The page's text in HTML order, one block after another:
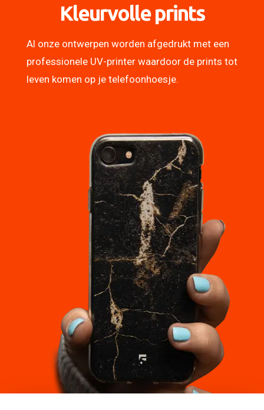
Kleurvolle prints
Al onze ontwerpen worden afgedrukt met een
professionele UV-printer waardoor de prints tot
leven komen op je telefoonhoesje.